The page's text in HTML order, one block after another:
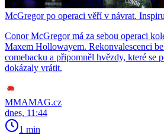
McGregor po operaci věří v návrat.
Conor McGregor má za sebou operaci
Maxem Hollowayem. Rekonvalescenci
comebacku a připomněl hvězdy, které se
dokázaly vrátit.
MMAMAG.cz
dnes, 11:44
1 min